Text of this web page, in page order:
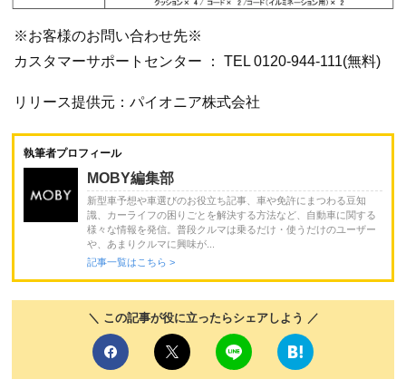
※お客様のお問い合わせ先※
カスタマーサポートセンター ： TEL 0120-944-111(無料)
リリース提供元：パイオニア株式会社
執筆者プロフィール
MOBY編集部
新型車予想や車選びのお役立ち記事、車や免許にまつわる豆知
識、カーライフの困りごとを解決する方法など、自動車に関する
様々な情報を発信。普段クルマは乗るだけ・使うだけのユーザー
や、あまりクルマに興味が...
記事一覧はこちら >
＼ この記事が役に立ったらシェアしよう ／